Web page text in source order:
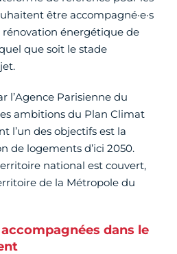
être accompagné·e·s
énergétique de
que soit le stade
l’Agence Parisienne du
ambitions du Plan Climat
l’un des objectifs est la
de logements d’ici 2050.
national est couvert,
de la Métropole du
dans le